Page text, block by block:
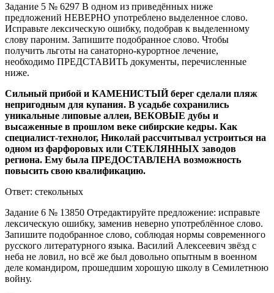
Задание 5 № 6297 В одном из приведённых ниже
предложений НЕВЕРНО употреблено выделенное слово.
Исправьте лексическую ошибку, подобрав к выделенному
слову пароним. Запишите подобранное слово. Чтобы
получить льготы на санаторно-курортное лечение,
необходимо ПРЕДСТАВИТЬ документы, перечисленные
ниже.
Сильный прибой и КАМЕНИСТЫЙ берег сделали пляж
непригодным для купания. В усадьбе сохранились
уникальные липовые аллеи, ВЕКОВЫЕ дубы и
высаженные в прошлом веке сибирские кедры. Как
специалист-технолог, Николай рассчитывал устроиться на
одном из фарфоровых или СТЕКЛЯННЫХ заводов
региона. Ему была ПРЕДОСТАВЛЕНА возможность
повысить свою квалификацию.
Ответ: стекольных
Задание 6 № 13850 Отредактируйте предложение: исправьте
лексическую ошибку, заменив неверно употреблённое слово.
Запишите подобранное слово, соблюдая нормы современного
русского литературного языка. Василий Алексеевич звёзд с
неба не ловил, но всё же был довольно опытным в военном
деле командиром, прошедшим хорошую школу в Семилетнюю
войну.